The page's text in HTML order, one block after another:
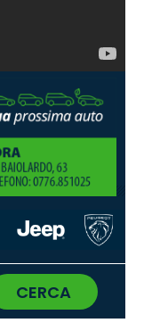
CERCA
›